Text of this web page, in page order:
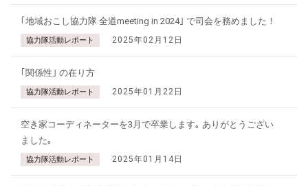
｢地域おこし協力隊 全道meeting in 2024｣ で司会を務めました！
協力隊活動レポート 2025年02月12日
｢関係性｣ の在り方
協力隊活動レポート 2025年01月22日
空き家コーディネーターを3月で卒業します｡ ありがとうござい
ました｡
協力隊活動レポート 2025年01月14日